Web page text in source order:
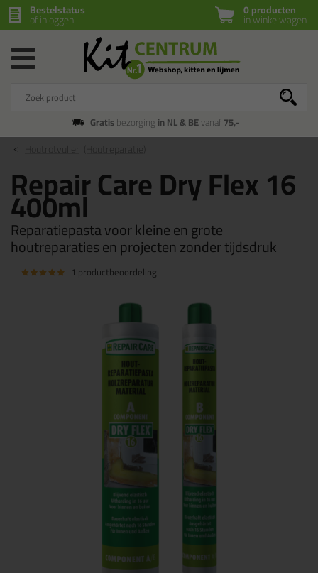
0 producten
in winkelwagen
Bestelstatus
of inloggen
Gratisbezorging in NL & BEvanaf75,-
Repair Care Dry Flex 16
400ml
Reparatiepasta voor kleine en grote
houtreparaties en projecten zonder tijdsdruk
1 productbeoordeling